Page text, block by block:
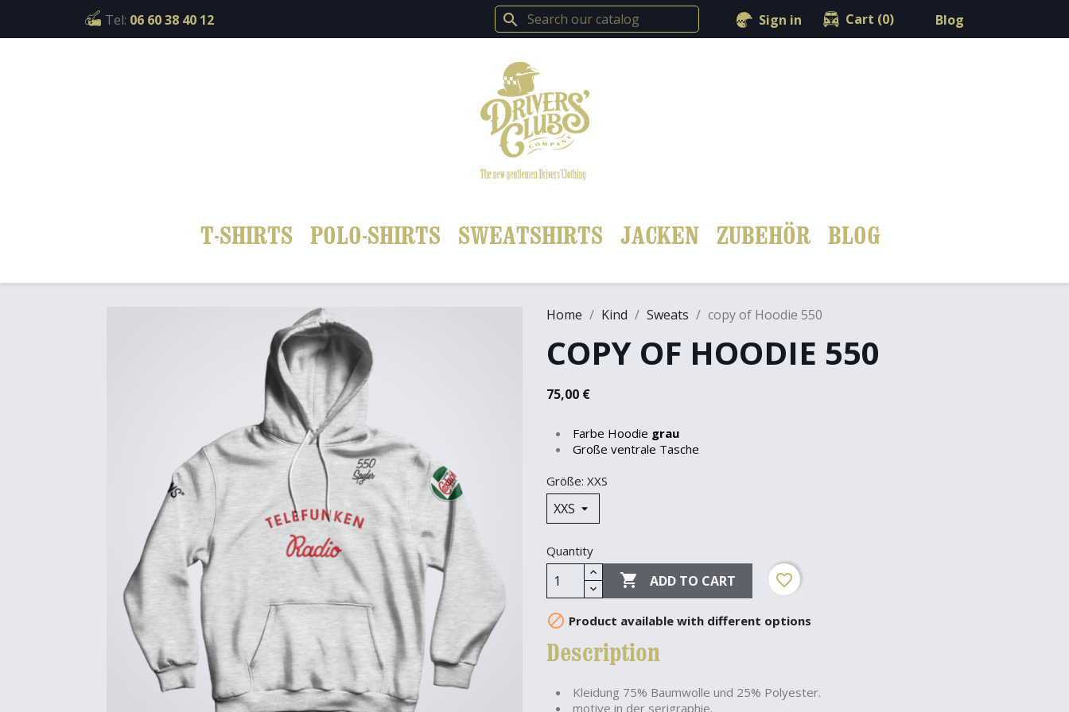
Tel: 06 60 38 40 12 search  Sign in shopping_cart Cart (0) Blog
T-SHIRTS POLO-SHIRTS SWEATSHIRTS JACKEN ZUBEHÖR BLOG
Home Kind Sweats copy of Hoodie 550
COPY OF HOODIE 550
75,00 €
Farbe Hoodie grau
Große ventrale Tasche
Größe: XXS
Quantity
 ADD TO CART favorite_border
 Product available with different options
Description
Kleidung 75% Baumwolle und 25% Polyester.
motive in der serigraphie.
Cookies management panel